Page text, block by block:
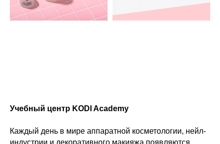
Учебный центр KODI Academy
Каждый день в мире аппаратной косметологии, нейл-
индустрии и декоративного макияжа появляются